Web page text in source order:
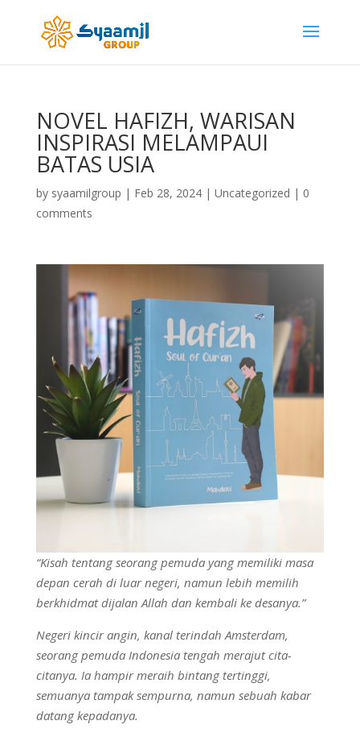
NOVEL HAFIZH, WARISAN
INSPIRASI MELAMPAUI
BATAS USIA
by syaamilgroup | Feb 28, 2024| Uncategorized | 0
comments
“Kisah tentang seorang pemuda yang memiliki masa
depan cerah di luar negeri, namun lebih memilih
berkhidmat dijalan Allah dan kembali ke desanya.”
Negeri kincir angin, kanal terindah Amsterdam,
seorang pemuda Indonesia tengah merajut cita-
citanya. Ia hampir meraih bintang tertinggi,
semuanya tampak sempurna, namun sebuah kabar
datang kepadanya.